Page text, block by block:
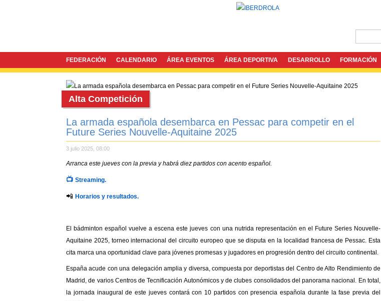
FEDERACIÓN CALENDARIO ÁREA EVENTOS ÁREA DEPORTIVA DESARROLLO FORMACIÓN
Alta Competición
La armada española desembarca en Pessac para competir en el
Future Series Nouvelle-Aquitaine 2025
3 julio 2025, 08:00
Arranca este jueves con la previa y habrá diez partidos con acento español.
📺 Streaming.
📲 Horarios y resultados.
El bádminton español vuelve a escena este jueves con una nutrida representación en el Future Series Nouvelle-
Aquitaine 2025, torneo internacional del circuito europeo que se disputa en la localidad francesa de Pessac. Esta
cita marca una oportunidad clave para jóvenes promesas y jugadores en progresión dentro del circuito continental.
España acude con una delegación amplia y diversa, compuesta por deportistas del Centro de Alto Rendimiento de
Madrid, de varios Centros de Tecnificación Autonómicos y de clubes consolidados del panorama nacional. En total,
la jornada inaugural de este jueves contará con 10 partidos con presencia española durante la fase previa del